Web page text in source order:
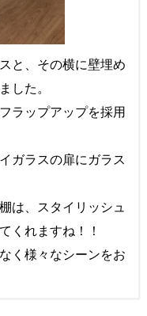
と、その横に壁埋め
した。
ラップアップを採用
ガラスの扉にガラス
は、スタイリッシュ
くれますね！！
く様々なシーンをお